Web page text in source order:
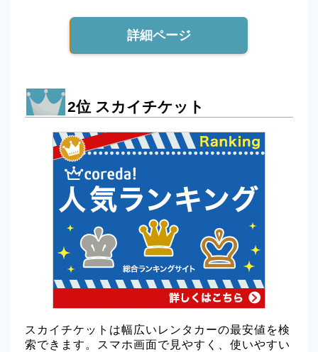
詳細ページ
2位 スカイチケット
スカイチケットは幅広いレンタカーの最安値を検
索できます。スマホ画面で見やすく、使いやすい